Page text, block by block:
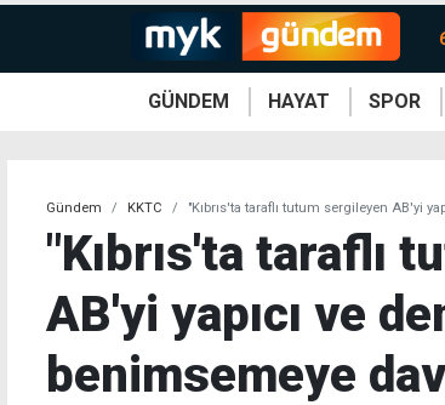
GÜNDEM HAYAT SPOR
Gündem KKTC "Kıbrıs'ta taraflı tutum sergileyen AB'yi
"Kıbrıs'ta taraflı
AB'yi yapıcı ve
benimsemeye